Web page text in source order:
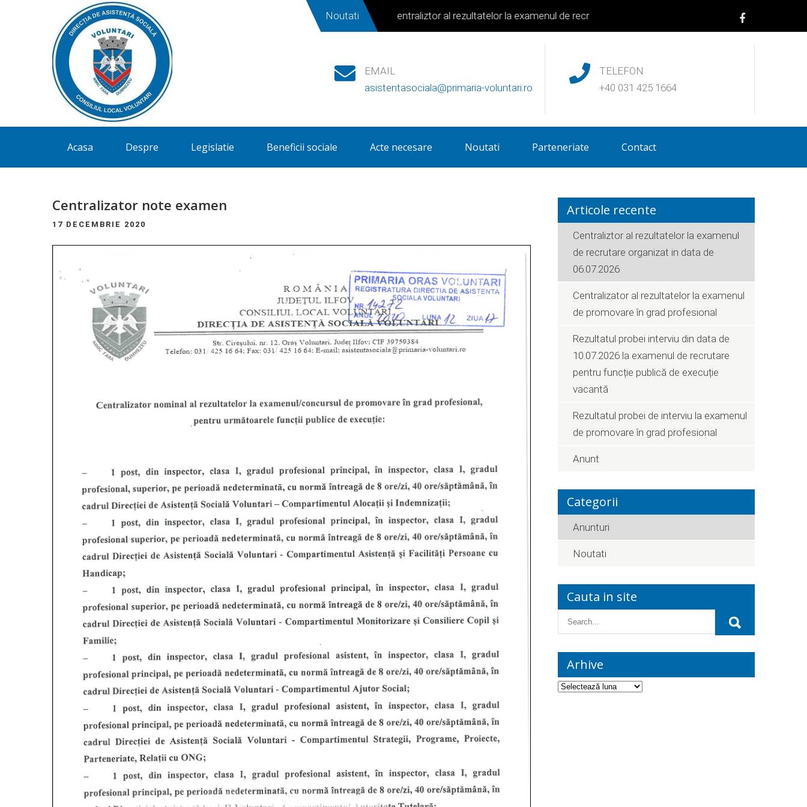
Noutati Centraliztor al rezultatelor la examenul de recrutare organizat in data de 06.07.2026 Centralizator
Directia
de
Sociala
Voluntari
EMAIL
asistentasociala@primaria-voluntari.ro
TELEFON
+40 031 425 1664
Acasa Despre Legislatie Beneficii sociale Acte necesare Noutati Parteneriate Contact
Centralizator note examen
17 DECEMBRIE 2020
Articole recente
Centraliztor al rezultatelor la examenul
de recrutare organizat in data de
06.07.2026
Centralizator al rezultatelor la examenul
de promovare în grad profesional
Rezultatul probei interviu din data de
10.07.2026 la examenul de recrutare
pentru funcție publică de execuție
vacantă
Rezultatul probei de interviu la examenul
de promovare în grad profesional
Anunt
Categorii
Anunturi
Noutati
Cauta in site
Arhive